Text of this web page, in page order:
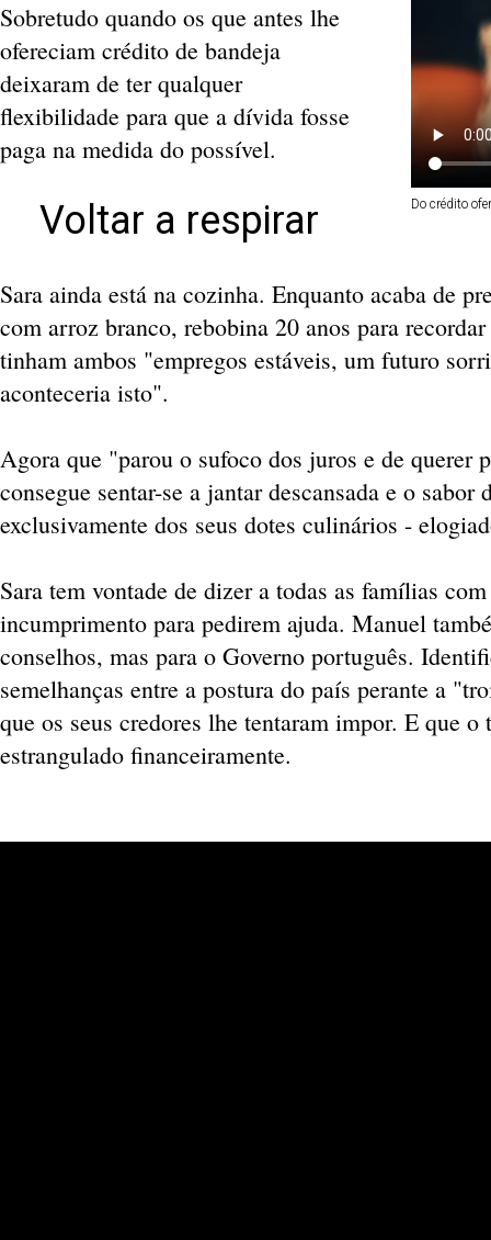
Do crédito
Sobretudo quando os que antes lhe
ofereciam crédito de bandeja
deixaram de ter qualquer
flexibilidade para que a dívida fosse
paga na medida do possível.
Voltar a respirar
Sara ainda está na cozinha. Enquanto acaba de
com arroz branco, rebobina 20 anos para
tinham ambos "empregos estáveis, um futuro
aconteceria isto".
Agora que "parou o sufoco dos juros e de querer
consegue sentar-se a jantar descansada e o
exclusivamente dos seus dotes culinários -
Sara tem vontade de dizer a todas as famílias
incumprimento para pedirem ajuda. Manuel
conselhos, mas para o Governo português.
semelhanças entre a postura do país perante a
que os seus credores lhe tentaram impor. E que o
estrangulado financeiramente.